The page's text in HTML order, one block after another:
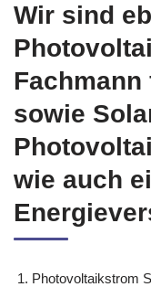
Wir sind
sowie
wie auch
Photovoltaikstrom